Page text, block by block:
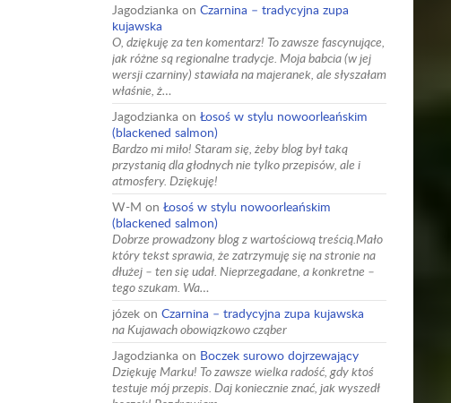
Jagodzianka on Czarnina – tradycyjna zupa
kujawska
O, dziękuję za ten komentarz! To zawsze fascynujące,
jak różne są regionalne tradycje. Moja babcia (w jej
wersji czarniny) stawiała na majeranek, ale słyszałam
właśnie, ż…
Jagodzianka on Łosoś w stylu nowoorleańskim
(blackened salmon)
Bardzo mi miło! Staram się, żeby blog był taką
przystanią dla głodnych nie tylko przepisów, ale i
atmosfery. Dziękuję!
W-M on Łosoś w stylu nowoorleańskim
(blackened salmon)
Dobrze prowadzony blog z wartościową treścią.Mało
który tekst sprawia, że zatrzymuję się na stronie na
dłużej – ten się udał. Nieprzegadane, a konkretne –
tego szukam. Wa…
józek on Czarnina – tradycyjna zupa kujawska
na Kujawach obowiązkowo cząber
Jagodzianka on Boczek surowo dojrzewający
Dziękuję Marku! To zawsze wielka radość, gdy ktoś
testuje mój przepis. Daj koniecznie znać, jak wyszedł